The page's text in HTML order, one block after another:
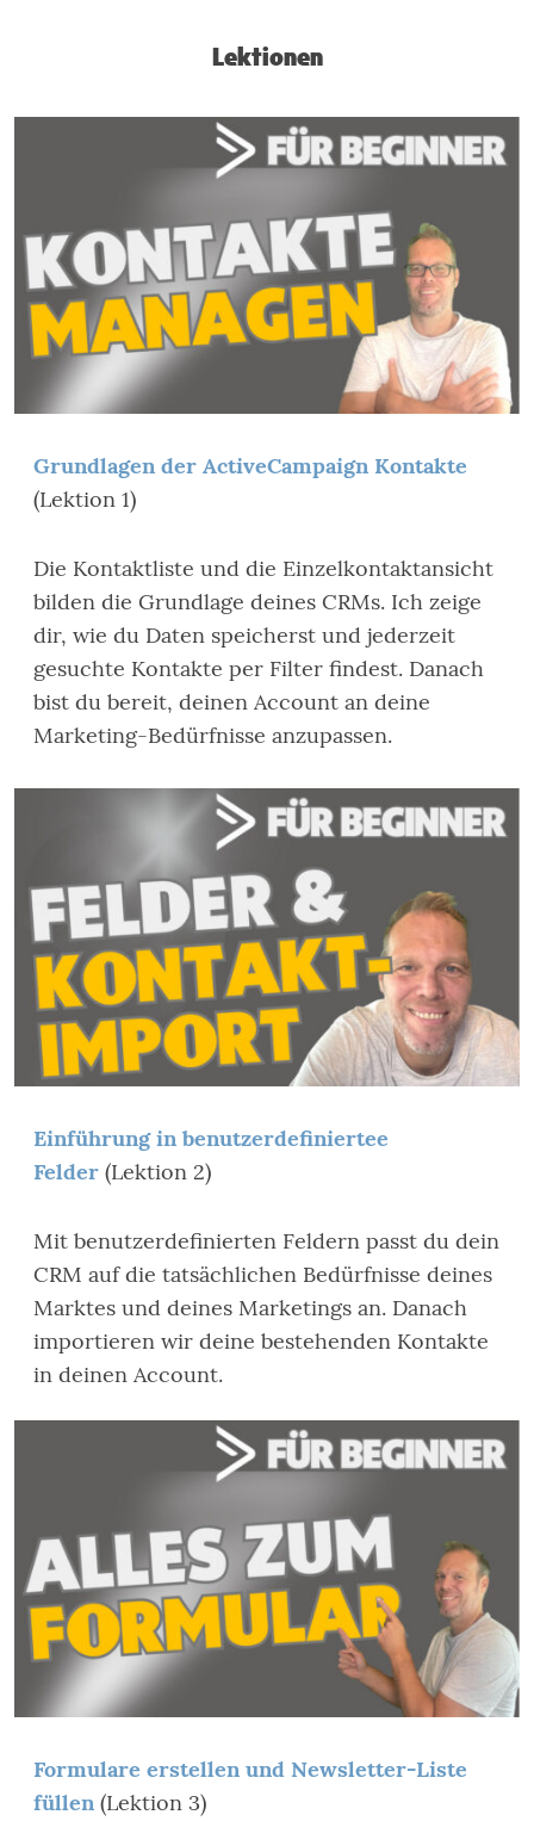
Lektionen
Grundlagen der ActiveCampaign Kontakte
(Lektion 1)
Die Kontaktliste und die Einzelkontaktansicht
bilden die Grundlage deines CRMs. Ich zeige
dir, wie du Daten speicherst und jederzeit
gesuchte Kontakte per Filter findest. Danach
bist du bereit, deinen Account an deine
Marketing-Bedürfnisse anzupassen.
Einführung in benutzerdefiniertee
Felder (Lektion 2)
Mit benutzerdefinierten Feldern passt du dein
CRM auf die tatsächlichen Bedürfnisse deines
Marktes und deines Marketings an. Danach
importieren wir deine bestehenden Kontakte
in deinen Account.
Formulare erstellen und Newsletter-Liste
füllen (Lektion 3)